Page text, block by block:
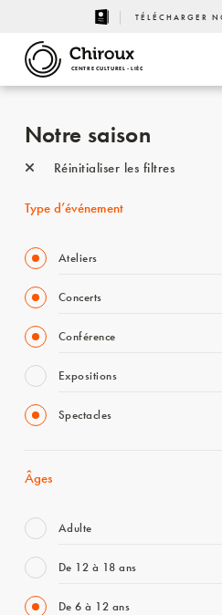
TÉLÉCHARGER
CENTRE CULTUREL - LIÈGE
Notre saison
Réinitialiser les filtres
Type d’événement
Ateliers
Concerts
Conférence
Expositions
Spectacles
Âges
Adulte
De 12 à 18 ans
De 6 à 12 ans